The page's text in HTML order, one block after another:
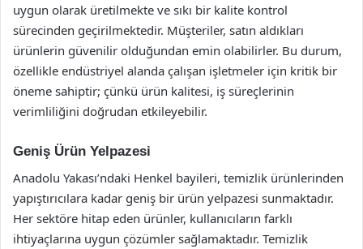
uygun olarak üretilmekte ve sıkı bir kalite kontrol
sürecinden geçirilmektedir. Müşteriler, satın aldıkları
ürünlerin güvenilir olduğundan emin olabilirler. Bu durum,
özellikle endüstriyel alanda çalışan işletmeler için kritik bir
öneme sahiptir; çünkü ürün kalitesi, iş süreçlerinin
verimliliğini doğrudan etkileyebilir.
Geniş Ürün Yelpazesi
Anadolu Yakası’ndaki Henkel bayileri, temizlik ürünlerinden
yapıştırıcılara kadar geniş bir ürün yelpazesi sunmaktadır.
Her sektöre hitap eden ürünler, kullanıcıların farklı
ihtiyaçlarına uygun çözümler sağlamaktadır. Temizlik